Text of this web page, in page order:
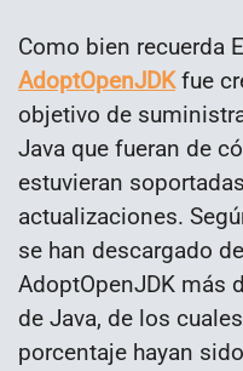
Como bien recuerda
AdoptOpenJDKfue
objetivo de
Java que fueran de
estuvieran
actualizaciones.
se han descargado
AdoptOpenJDK más
de Java, de los
porcentaje hayan